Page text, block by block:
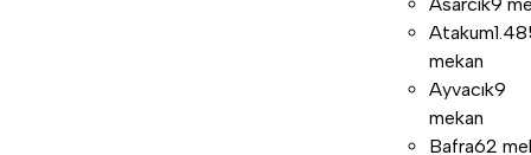
Atakum
mekan
Ayvacık9
mekan
Bafra62